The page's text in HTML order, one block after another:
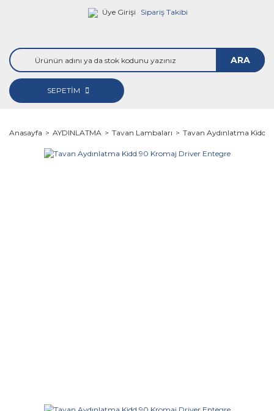
Üye Girişi Sipariş Takibi
ARA
SEPETİM
Anasayfa AYDINLATMA Tavan Lambaları Tavan Aydınlatma Kidd